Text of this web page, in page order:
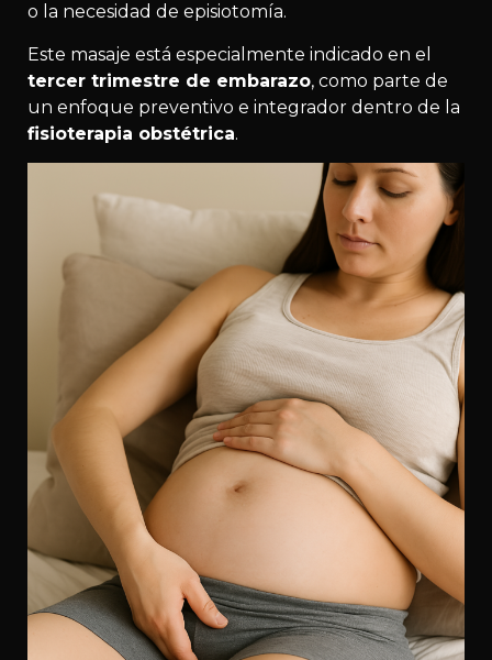
o la necesidad de episiotomía.
Este masaje está especialmente indicado en el
tercer trimestre de embarazo, como parte de
un enfoque preventivo e integrador dentro de la
fisioterapia obstétrica.